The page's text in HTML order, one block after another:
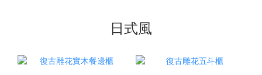
日式風